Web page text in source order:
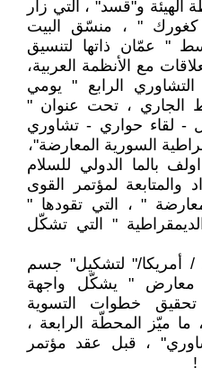
و"قسد" ، التي زار
كغورك " ، منسّق البيت
" عمّان ذاتها لتنسيق
مع الأنظمة العربية،
الرابع " يومي
، ٤ و ٥ شباط الجاري ، تحت عنوان "
- لقاء حواري - تشاوري
السورية المعارضة"،
بالما الدولي للسلام
والمتابعة لمؤتمر القوى
" ، التي تقودها "
" التي تشكّل
/ أمريكا/" لتشكيل" جسم
معارض " يشكّل واجهة
خطوات التسوية
ما ميّز المحطّة الرابعة ،
، قبل عقد مؤتمر
!